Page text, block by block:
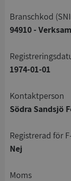
branschkod
94910 -
1974-01-01
Kontaktperson
Södra Sandsjö
registrerad för
Nej
Moms